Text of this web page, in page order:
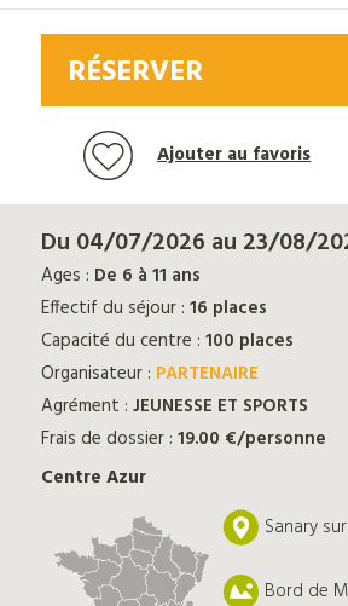
RÉSERVER
Ajouter au favoris
Du 04/07/2026 au 23/08/
Ages : De 6 à 11 ans
Effectif du séjour : 16 places
Capacité du centre : 100 places
Organisateur : PARTENAIRE
Agrément : JEUNESSE ET SPORTS
Frais de dossier : 19.00 €/personne
Centre Azur
Sanary
Bord de